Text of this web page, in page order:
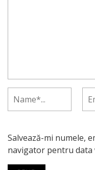
Salvează-mi numele,
navigator pentru data